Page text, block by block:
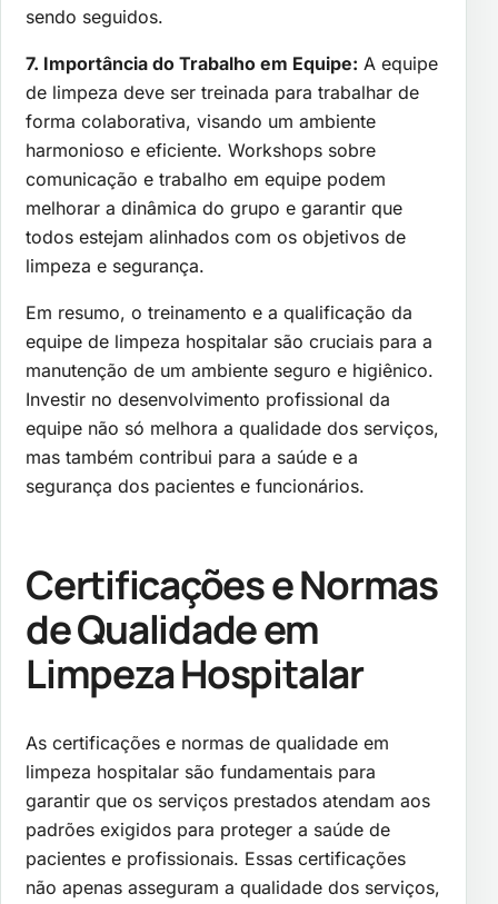
sendo seguidos.
7. Importância do Trabalho em Equipe: A equipe
de limpeza deve ser treinada para trabalhar de
forma colaborativa, visando um ambiente
harmonioso e eficiente. Workshops sobre
comunicação e trabalho em equipe podem
melhorar a dinâmica do grupo e garantir que
todos estejam alinhados com os objetivos de
limpeza e segurança.
Em resumo, o treinamento e a qualificação da
equipe de limpeza hospitalar são cruciais para a
manutenção de um ambiente seguro e higiênico.
Investir no desenvolvimento profissional da
equipe não só melhora a qualidade dos serviços,
mas também contribui para a saúde e a
segurança dos pacientes e funcionários.
Certificações e Normas
de Qualidade em
Limpeza Hospitalar
As certificações e normas de qualidade em
limpeza hospitalar são fundamentais para
garantir que os serviços prestados atendam aos
padrões exigidos para proteger a saúde de
pacientes e profissionais. Essas certificações
não apenas asseguram a qualidade dos serviços,